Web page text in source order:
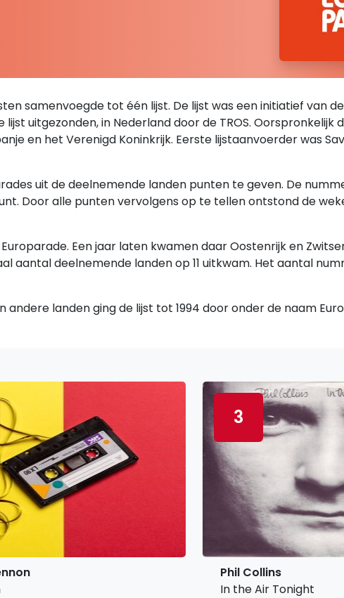
samenvoegde tot één lijst. De lijst was een initiatief van
uitgezonden, in Nederland door de TROS. Oorspronkelijk
en het Verenigd Koninkrijk. Eerste lijstaanvoerder was
uit de deelnemende landen punten te geven. De
Door alle punten vervolgens op te tellen ontstond de
Een jaar laten kwamen daar Oostenrijk en
aantal deelnemende landen op 11 uitkwam. Het aantal
landen ging de lijst tot 1994 door onder de naam
3
Phil Collins
In the Air Tonight